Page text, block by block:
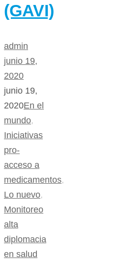
(GAVI)
admin
junio 19,
2020
junio 19,
2020En el
mundo,
Iniciativas
pro-
acceso a
medicamentos,
Lo nuevo,
Monitoreo
alta
diplomacia
en salud